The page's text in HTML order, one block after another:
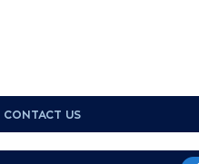
CONTACT US